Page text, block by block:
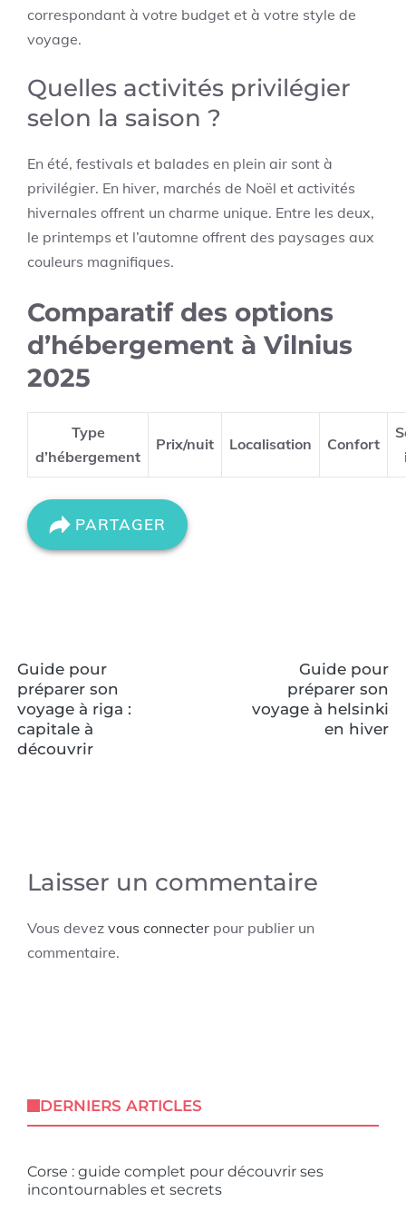
correspondant à votre budget et à votre style de
voyage.
Quelles activités privilégier
selon la saison ?
En été, festivals et balades en plein air sont à
privilégier. En hiver, marchés de Noël et activités
hivernales offrent un charme unique. Entre les deux,
le printemps et l’automne offrent des paysages aux
couleurs magnifiques.
Comparatif des options
d’hébergement à Vilnius
2025
Type
d’hébergement
Prix/nuit Localisation Confort
PARTAGER
Guide pour
préparer son
voyage à riga :
capitale à
découvrir
Guide pour
préparer son
voyage à helsinki
en hiver
Laisser un commentaire
Vous devez vous connecter pour publier un
commentaire.
DERNIERS ARTICLES
Corse : guide complet pour découvrir ses
incontournables et secrets